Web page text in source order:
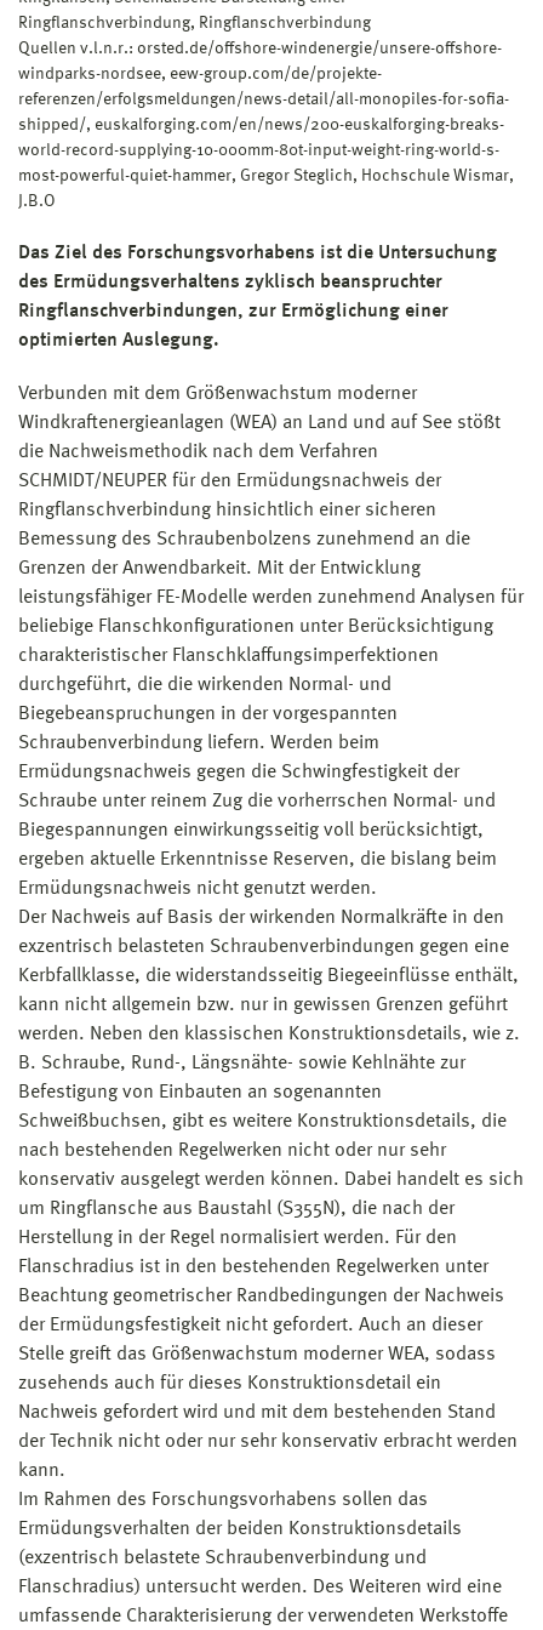
Bundesministerium für Wirtschaft und Energie (BMWE)
Ringflanschverbindung, Ringflanschverbindung
Quellen v.l.n.r.: orsted.de/offshore-windenergie/unsere-offshore-
windparks-nordsee, eew-group.com/de/projekte-
referenzen/erfolgsmeldungen/news-detail/all-monopiles-for-sofia-
shipped/, euskalforging.com/en/news/200-euskalforging-breaks-
world-record-supplying-10-000mm-80t-input-weight-ring-world-s-
most-powerful-quiet-hammer, Gregor Steglich, Hochschule Wismar,
J.B.O
Das Ziel des Forschungsvorhabens ist die Untersuchung
des Ermüdungsverhaltens zyklisch beanspruchter
Ringflanschverbindungen, zur Ermöglichung einer
optimierten Auslegung.
Verbunden mit dem Größenwachstum moderner
Windkraftenergieanlagen (WEA) an Land und auf See stößt
die Nachweismethodik nach dem Verfahren
SCHMIDT/NEUPER für den Ermüdungsnachweis der
Ringflanschverbindung hinsichtlich einer sicheren
Bemessung des Schraubenbolzens zunehmend an die
Grenzen der Anwendbarkeit. Mit der Entwicklung
leistungsfähiger FE-Modelle werden zunehmend Analysen für
beliebige Flanschkonfigurationen unter Berücksichtigung
charakteristischer Flanschklaffungsimperfektionen
durchgeführt, die die wirkenden Normal- und
Biegebeanspruchungen in der vorgespannten
Schraubenverbindung liefern. Werden beim
Ermüdungsnachweis gegen die Schwingfestigkeit der
Schraube unter reinem Zug die vorherrschen Normal- und
Biegespannungen einwirkungsseitig voll berücksichtigt,
ergeben aktuelle Erkenntnisse Reserven, die bislang beim
Ermüdungsnachweis nicht genutzt werden.
Der Nachweis auf Basis der wirkenden Normalkräfte in den
exzentrisch belasteten Schraubenverbindungen gegen eine
Kerbfallklasse, die widerstandsseitig Biegeeinflüsse enthält,
kann nicht allgemein bzw. nur in gewissen Grenzen geführt
werden. Neben den klassischen Konstruktionsdetails, wie z.
B. Schraube, Rund-, Längsnähte- sowie Kehlnähte zur
Befestigung von Einbauten an sogenannten
Schweißbuchsen, gibt es weitere Konstruktionsdetails, die
nach bestehenden Regelwerken nicht oder nur sehr
konservativ ausgelegt werden können. Dabei handelt es sich
um Ringflansche aus Baustahl (S355N), die nach der
Herstellung in der Regel normalisiert werden. Für den
Flanschradius ist in den bestehenden Regelwerken unter
Beachtung geometrischer Randbedingungen der Nachweis
der Ermüdungsfestigkeit nicht gefordert. Auch an dieser
Stelle greift das Größenwachstum moderner WEA, sodass
zusehends auch für dieses Konstruktionsdetail ein
Nachweis gefordert wird und mit dem bestehenden Stand
der Technik nicht oder nur sehr konservativ erbracht werden
kann.
Im Rahmen des Forschungsvorhabens sollen das
Ermüdungsverhalten der beiden Konstruktionsdetails
(exzentrisch belastete Schraubenverbindung und
Flanschradius) untersucht werden. Des Weiteren wird eine
umfassende Charakterisierung der verwendeten Werkstoffe